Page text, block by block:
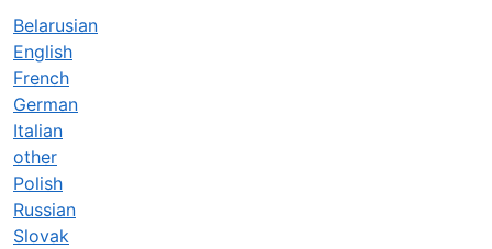
Belarusian
English
French
German
Italian
other
Polish
Russian
Slovak